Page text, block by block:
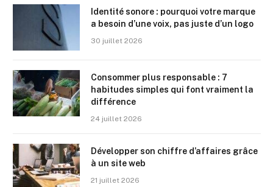
Identité sonore : pourquoi votre marque
a besoin d’une voix, pas juste d’un logo
30 juillet 2026
Consommer plus responsable : 7
habitudes simples qui font vraiment la
différence
24 juillet 2026
Développer son chiffre d’affaires grâce
à un site web
21 juillet 2026